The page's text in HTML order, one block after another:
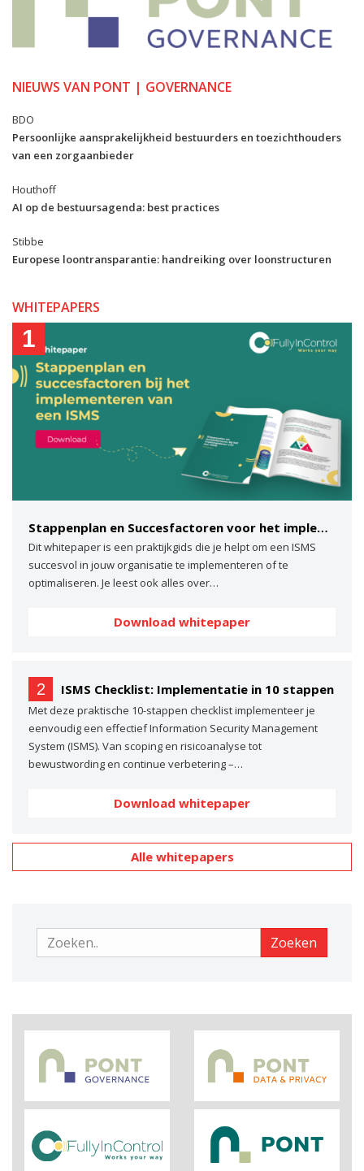
NIEUWS VAN PONT | GOVERNANCE
BDO
Persoonlijke aansprakelijkheid bestuurders en toezichthouders
van een zorgaanbieder
Houthoff
AI op de bestuursagenda: best practices
Stibbe
Europese loontransparantie: handreiking over loonstructuren
WHITEPAPERS
1
Stappenplan en Succesfactoren voor het implementeren van een ISMS
Dit whitepaper is een praktijkgids die je helpt om een ISMS
succesvol in jouw organisatie te implementeren of te
optimaliseren. Je leest ook alles over…
Download whitepaper
2 ISMS Checklist: Implementatie in 10 stappen
Met deze praktische 10-stappen checklist implementeer je
eenvoudig een effectief Information Security Management
System (ISMS). Van scoping en risicoanalyse tot
bewustwording en continue verbetering –…
Download whitepaper
Alle whitepapers
Zoeken Zoeken